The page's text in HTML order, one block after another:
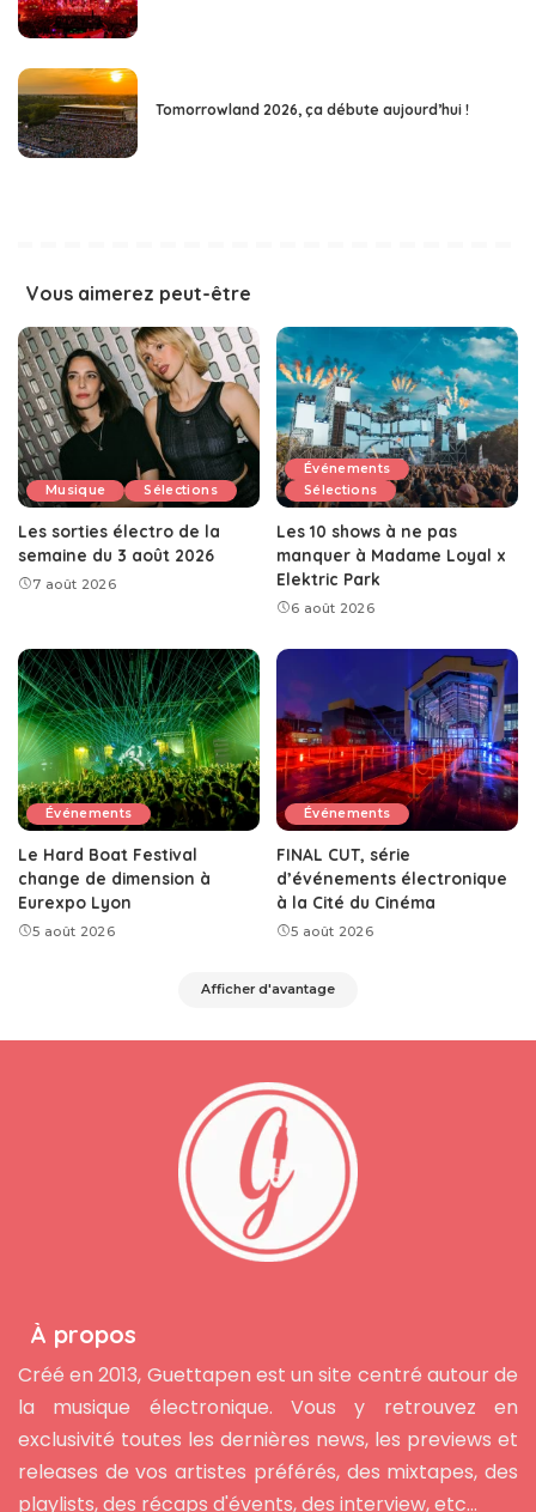
Tomorrowland 2026, ça débute aujourd’hui !
Vous aimerez peut-être
Musique Sélections
Les sorties électro de la
semaine du 3 août 2026
7 août 2026
Événements
Sélections
Les 10 shows à ne pas
manquer à Madame Loyal x
Elektric Park
6 août 2026
Événements
Le Hard Boat Festival
change de dimension à
Eurexpo Lyon
5 août 2026
Événements
FINAL CUT, série
d’événements électronique
à la Cité du Cinéma
5 août 2026
Afficher d'avantage
À propos
Créé en 2013, Guettapen est un site centré autour de
la musique électronique. Vous y retrouvez en
exclusivité toutes les dernières news, les previews et
releases de vos artistes préférés, des mixtapes, des
playlists, des récaps d'évents, des interview, etc...